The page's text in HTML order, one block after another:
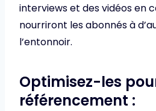
interviews et des vidéos en
nourriront les abonnés à
l’entonnoir.
Optimisez-les
référencement :